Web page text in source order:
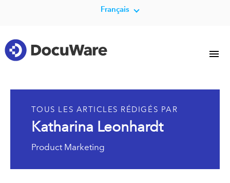
Français
TOUS LES ARTICLES RÉDIGÉS PAR
Katharina Leonhardt
Product Marketing